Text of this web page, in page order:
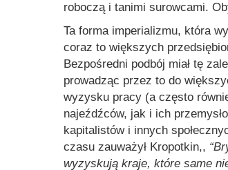
roboczą i tanimi surowcami.
Ta forma imperializmu, która
coraz to większych
Bezpośredni podbój miał tę
prowadząc przez to do
wyzysku pracy (a często
najeźdźców, jak i ich
kapitalistów i innych
czasu zauważył Kropotkin,,
wyzyskują kraje, które same